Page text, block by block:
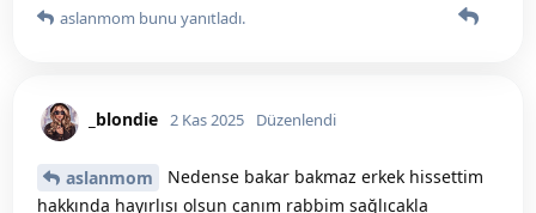
aslanmom bunu yanıtladı.
_blondie 2 Kas 2025 Düzenlendi
aslanmom
Nedense bakar bakmaz erkek hissettim
hakkında hayırlısı olsun canım rabbim sağlıcakla